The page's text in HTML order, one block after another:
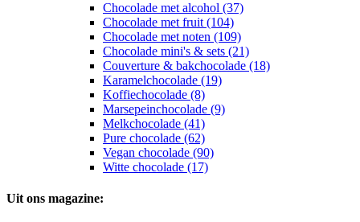
Chocolade met alcohol (37)
Chocolade met fruit (104)
Chocolade met noten (109)
Chocolade mini's & sets (21)
Couverture & bakchocolade (18)
Karamelchocolade (19)
Koffiechocolade (8)
Marsepeinchocolade (9)
Melkchocolade (41)
Pure chocolade (62)
Vegan chocolade (90)
Witte chocolade (17)
Uit ons magazine: